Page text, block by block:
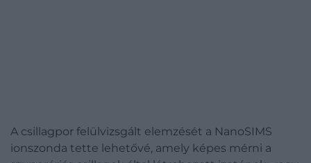
A csillagpor felülvizsgált elemzését a NanoSIMS
ionszonda tette lehetővé, amely képes mérni a